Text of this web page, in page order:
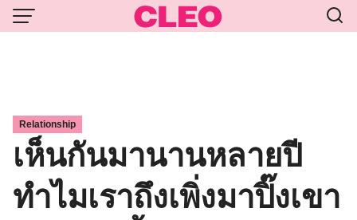
Skip
to
Relationship
เห็นกันมานานหลายปี
ทำไมเราถึงเพิ่งมาปิ๊งเขา